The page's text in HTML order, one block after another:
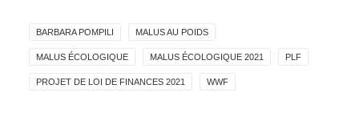
BARBARA POMPILI MALUS AU POIDS
MALUS ÉCOLOGIQUE MALUS ÉCOLOGIQUE 2021 PLF
PROJET DE LOI DE FINANCES 2021 WWF